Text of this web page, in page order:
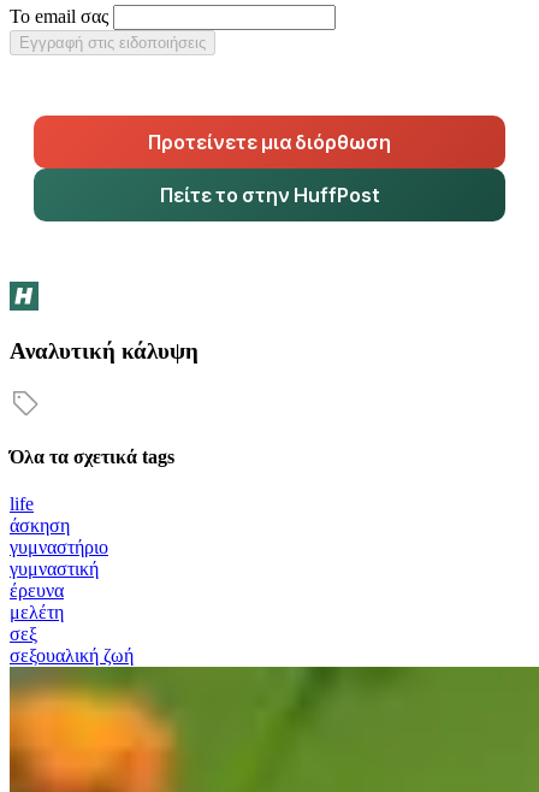
Το email σας
Εγγραφή στις ειδοποιήσεις
Προτείνετε μια διόρθωση
Πείτε το στην HuffPost
Αναλυτική κάλυψη
Όλα τα σχετικά tags
life
άσκηση
γυμναστήριο
γυμναστική
έρευνα
μελέτη
σεξ
σεξουαλική ζωή